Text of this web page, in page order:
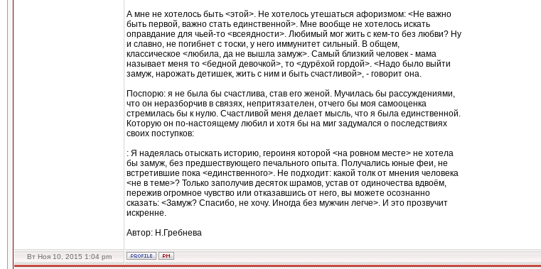
А мне не хотелось быть <этой>. Не хотелось утешаться афоризмом: <Не важно
быть первой, важно стать единственной>. Мне вообще не хотелось искать
оправдание для чьей-то <всеядности>. Любимый мог жить с кем-то без любви? Ну
и славно, не погибнет с тоски, у него иммунитет сильный. В общем,
классическое <любила, да не вышла замуж>. Самый близкий человек - мама
называет меня то <бедной девочкой>, то <дурёхой гордой>. <Надо было выйти
замуж, нарожать детишек, жить с ним и быть счастливой>, - говорит она.
Поспорю: я не была бы счастлива, став его женой. Мучилась бы рассуждениями,
что он неразборчив в связях, непритязателен, отчего бы моя самооценка
стремилась бы к нулю. Счастливой меня делает мысль, что я была единственной.
Которую он по-настоящему любил и хотя бы на миг задумался о последствиях
своих поступков:
: Я надеялась отыскать историю, героиня которой <на ровном месте> не хотела
бы замуж, без предшествующего печального опыта. Получались юные феи, не
встретившие пока <единственного>. Не подходит: какой толк от мнения человека
<не в теме>? Только заполучив десяток шрамов, устав от одиночества вдвоём,
пережив огромное чувство или отказавшись от него, вы можете осознанно
сказать: <Замуж? Спасибо, не хочу. Иногда без мужчин легче>. И это прозвучит
искренне.
Автор: Н.Гребнева
Вт Ноя 10, 2015 1:04 pm